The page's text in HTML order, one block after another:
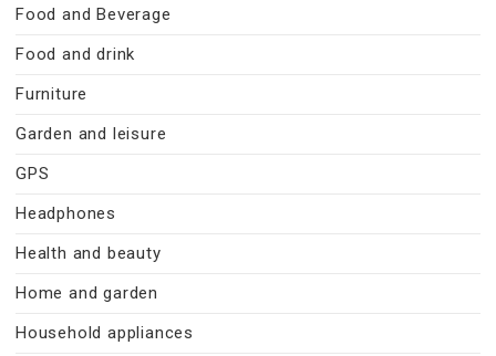
Food and Beverage
Food and drink
Furniture
Garden and leisure
GPS
Headphones
Health and beauty
Home and garden
Household appliances